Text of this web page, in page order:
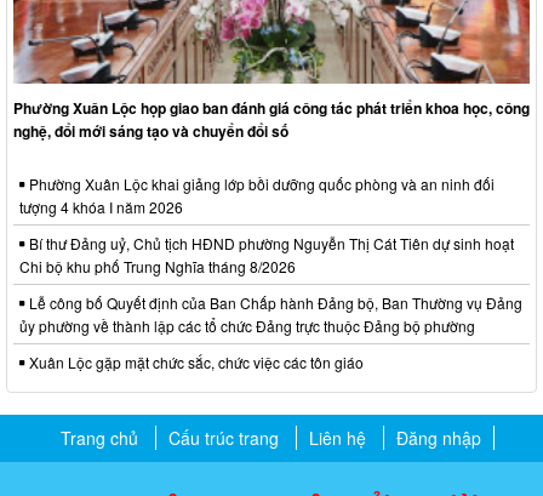
Phường Xuân Lộc họp giao ban đánh giá công tác phát triển khoa học, công
nghệ, đổi mới sáng tạo và chuyển đổi số
Phường Xuân Lộc khai giảng lớp bồi dưỡng quốc phòng và an ninh đối
tượng 4 khóa I năm 2026
Bí thư Đảng uỷ, Chủ tịch HĐND phường Nguyễn Thị Cát Tiên dự sinh hoạt
Chi bộ khu phố Trung Nghĩa tháng 8/2026
Lễ công bố Quyết định của Ban Chấp hành Đảng bộ, Ban Thường vụ Đảng
ủy phường về thành lập các tổ chức Đảng trực thuộc Đảng bộ phường
Xuân Lộc gặp mặt chức sắc, chức việc các tôn giáo
Trang chủ Cấu trúc trang Liên hệ Đăng nhập